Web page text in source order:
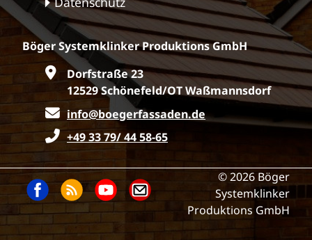
Böger Systemklinker Produktions GmbH
Dorfstraße 23
12529 Schönefeld/OT Waßmannsdorf
info@boegerfassaden.de
+49 33 79/ 44 58-65
© 2026 Böger
Systemklinker
Produktions GmbH